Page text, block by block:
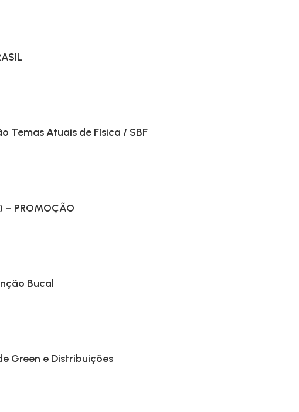
Atuais de Física / SBF
PROMOÇÃO
Bucal
Green e Distribuições